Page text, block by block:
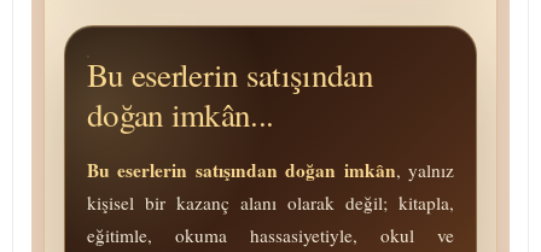
Bu eserlerin satışından
doğan imkân...
Bu eserlerin satışından doğan imkân, yalnız
kişisel bir kazanç alanı olarak değil; kitapla,
eğitimle, okuma hassasiyetiyle, okul ve